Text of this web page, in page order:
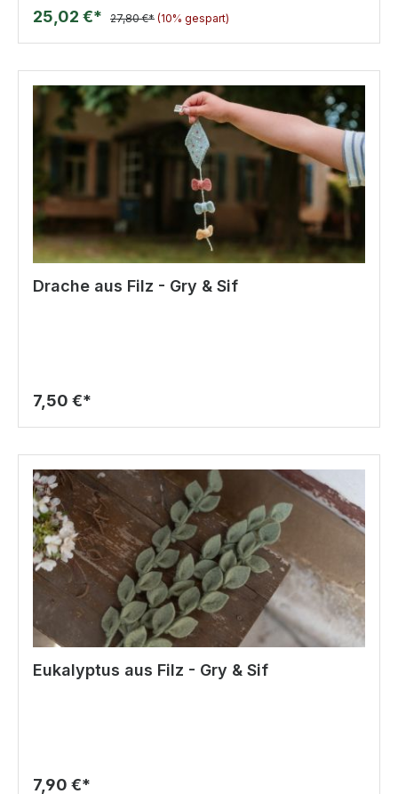
25,02 €* 27,80 €* (10% gespart)
Drache aus Filz - Gry & Sif
7,50 €*
Eukalyptus aus Filz - Gry & Sif
7,90 €*